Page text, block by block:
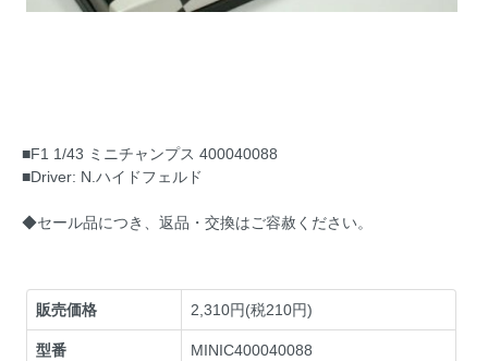
■F1 1/43 ミニチャンプス 400040088
■Driver: N.ハイドフェルド
◆セール品につき、返品・交換はご容赦ください。
販売価格 2,310円(税210円)
型番 MINIC400040088